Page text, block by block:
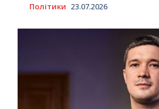
Політики 23.07.2026